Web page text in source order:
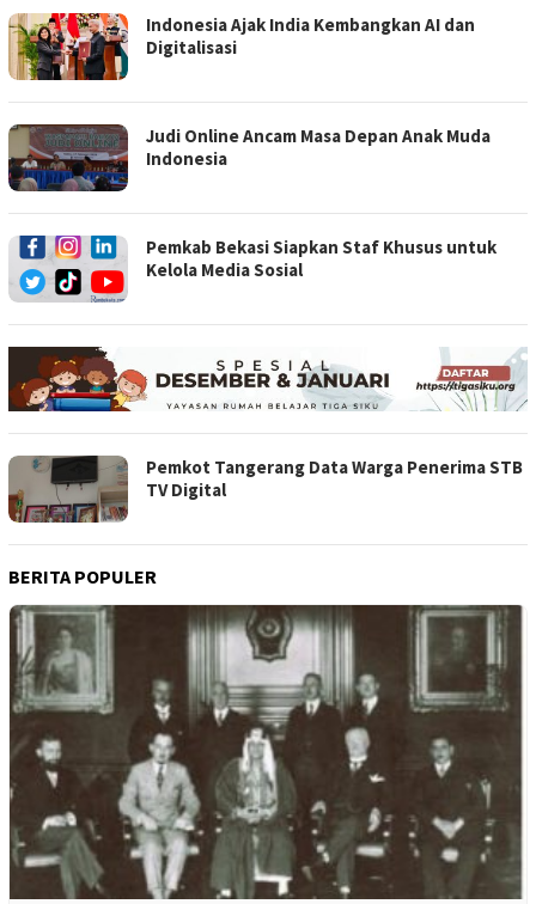
Indonesia Ajak India Kembangkan AI dan
Digitalisasi
Judi Online Ancam Masa Depan Anak Muda
Indonesia
Pemkab Bekasi Siapkan Staf Khusus untuk
Kelola Media Sosial
Pemkot Tangerang Data Warga Penerima STB
TV Digital
BERITA POPULER